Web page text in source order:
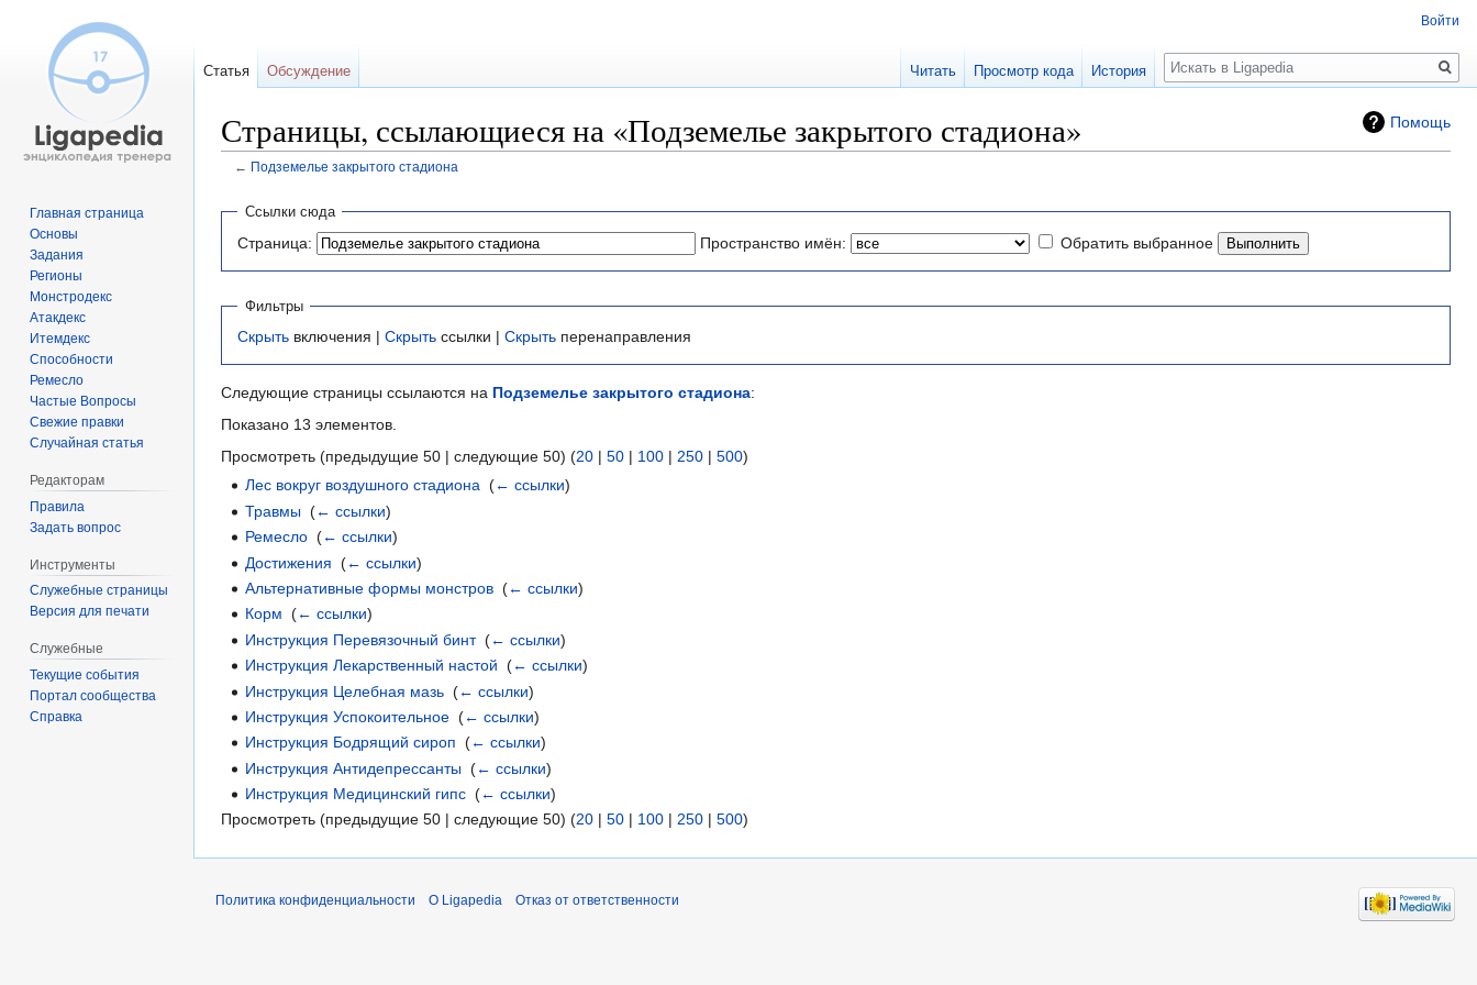
Помощь
Страницы, ссылающиеся на «Подземелье закрытого стадиона»
← Подземелье закрытого стадиона
Перейти
навигации
Перейти
поиску
Ссылки сюда
Страница: Пространство имён: Обратить выбранное
Фильтры
Скрыть включения | Скрыть ссылки | Скрыть перенаправления
Следующие страницы ссылаются на Подземелье закрытого стадиона:
Показано 13 элементов.
Просмотреть (предыдущие 50 | следующие 50) (20 | 50 | 100 | 250 | 500)
Лес вокруг воздушного стадиона ‎(← ссылки)
Травмы ‎(← ссылки)
Ремесло ‎(← ссылки)
Достижения ‎(← ссылки)
Альтернативные формы монстров ‎(← ссылки)
Корм ‎(← ссылки)
Инструкция Перевязочный бинт‎(← ссылки)
Инструкция Лекарственный настой ‎(← ссылки)
Инструкция Целебная мазь ‎(← ссылки)
Инструкция Успокоительное ‎(← ссылки)
Инструкция Бодрящий сироп ‎(← ссылки)
Инструкция Антидепрессанты ‎(← ссылки)
Инструкция Медицинский гипс ‎(← ссылки)
Просмотреть (предыдущие 50 | следующие 50) (20 | 50 | 100 | 250 | 500)
Войти
Статья Обсуждение Читать Просмотр кода История
Поиск
Главная страница
Основы
Задания
Регионы
Монстродекс
Атакдекс
Итемдекс
Способности
Ремесло
Частые Вопросы
Свежие правки
Случайная статья
Редакторам
Правила
Задать вопрос
Инструменты
Служебные страницы
Версия для печати
Служебные
Текущие события
Портал сообщества
Справка
Политика конфиденциальности О Ligapedia Отказ от ответственности